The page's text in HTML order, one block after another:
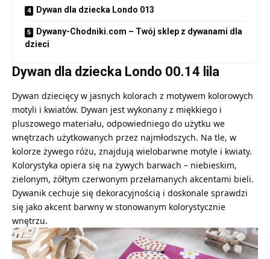
Dywan dla dziecka Londo 013
Dywany-Chodniki.com – Twój sklep z dywanami dla
dzieci
Dywan dla dziecka Londo 00.14 lila
Dywan dziecięcy w jasnych kolorach z motywem kolorowych
motyli i kwiatów. Dywan jest wykonany z miękkiego i
pluszowego materiału, odpowiedniego do użytku we
wnętrzach użytkowanych przez najmłodszych. Na tle, w
kolorze żywego różu, znajdują wielobarwne motyle i kwiaty.
Kolorystyka opiera się na żywych barwach – niebieskim,
zielonym, żółtym czerwonym przełamanych akcentami bieli.
Dywanik cechuje się dekoracyjnością i doskonale sprawdzi
się jako akcent barwny w stonowanym kolorystycznie
wnętrzu.